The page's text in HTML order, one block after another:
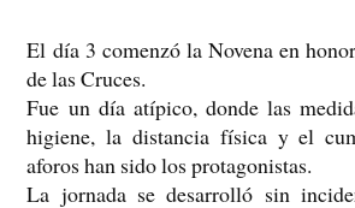
El día 3 comenzó la Novena en
de las Cruces.
Fue un día atípico, donde las
higiene, la distancia física y el
aforos han sido los protagonistas.
La jornada se desarrolló sin